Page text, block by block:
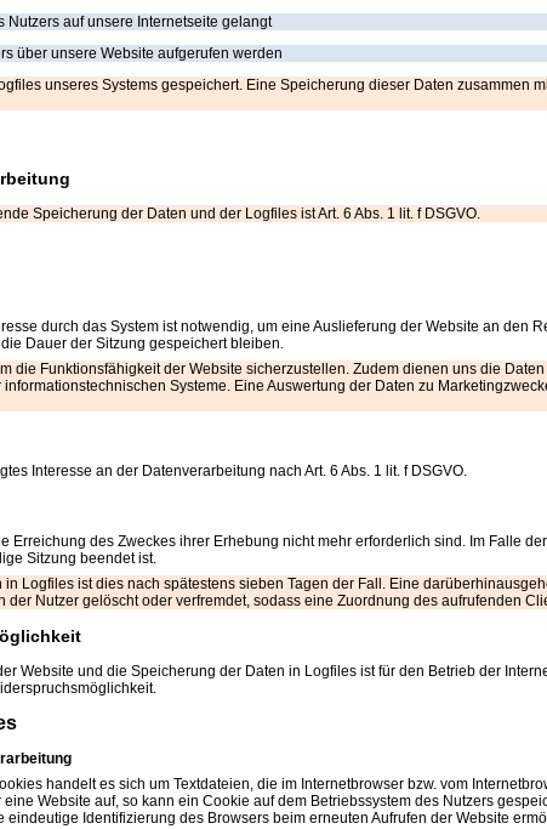
Nutzers auf unsere Internetseite gelangt
über unsere Website aufgerufen werden
unseres Systems gespeichert. Eine Speicherung dieser Daten zusammen
Speicherung der Daten und der Logfiles ist Art. 6 Abs. 1 lit. f DSGVO.
durch das System ist notwendig, um eine Auslieferung der Website an den
Dauer der Sitzung gespeichert bleiben.
die Funktionsfähigkeit der Website sicherzustellen. Zudem dienen uns die
Systeme. Eine Auswertung der Daten zu
Interesse an der Datenverarbeitung nach Art. 6 Abs. 1 lit. f DSGVO.
Erreichung des Zweckes ihrer Erhebung nicht mehr erforderlich sind. Im Falle
Sitzung beendet ist.
Logfiles ist dies nach spätestens sieben Tagen der Fall. Eine
der Nutzer gelöscht oder verfremdet, sodass eine Zuordnung des aufrufenden
Website und die Speicherung der Daten in Logfiles ist für den Betrieb der
handelt es sich um Textdateien, die im Internetbrowser bzw. vom
Website auf, so kann ein Cookie auf dem Betriebssystem des Nutzers
Identifizierung des Browsers beim erneuten Aufrufen der Website